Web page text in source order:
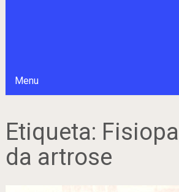
Menu
Etiqueta:
da artrose